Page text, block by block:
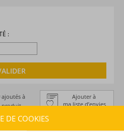
:
Ajouter à
ma liste d’envies
ajoutés à
produit
DE COOKIES